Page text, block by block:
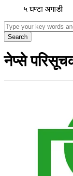
५ घण्टा अगाडी
Search
नेप्से